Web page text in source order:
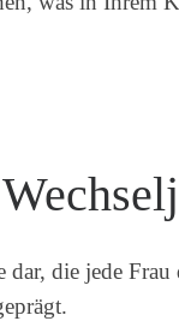
dar, die jede